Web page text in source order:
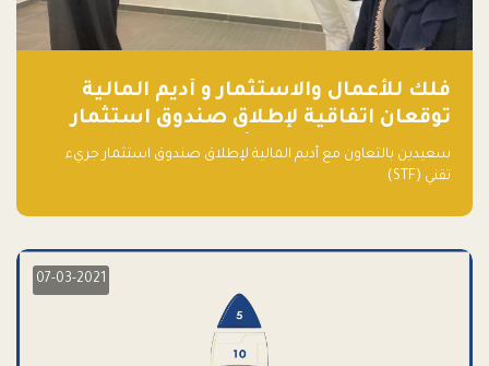
فلك للأعمال والاستثمار و أديم المالية
توقعان اتفاقية لإطلاق صندوق استثمار
جريء تقني (STF) - مشغل من قبل فـلك
سعيدين بالتعاون مع أديم المالية لإطلاق صندوق استثمار جريء
تقني (STF)
07-03-2021